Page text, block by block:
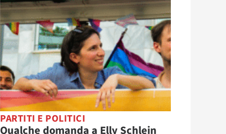
PARTITI E POLITICI
Qualche domanda a Elly Schlein